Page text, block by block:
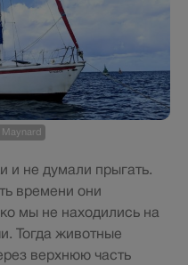
и не думали прыгать.
времени они
мы не находились на
Тогда животные
верхнюю часть